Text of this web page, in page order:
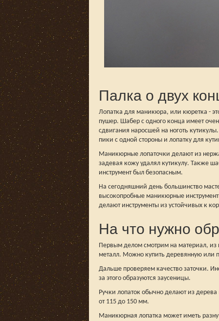
Палка о двух
Лопатка для маникюра, или кюретка -
пушер. Шабер с одного конца имеет
сдвигания наросшей на ноготь
пики с одной стороны и лопатку для
Маникюрные лопаточки делают из
задевая кожу удалял кутикулу. Также
инструмент был безопасным.
На сегодняшний день большинство
высокопробные маникюрные
делают инструменты из устойчивых к
На что нужно
Первым делом смотрим на материал, из
металл. Можно купить деревянную или
Дальше проверяем качество заточки.
за этого образуются заусеницы.
Ручки лопаток обычно делают из
от 115 до 150 мм.
Маникюрная лопатка может иметь